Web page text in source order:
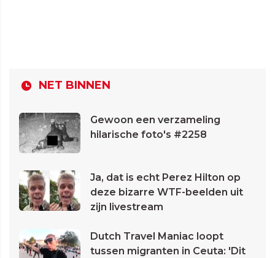
NET BINNEN
Gewoon een verzameling
hilarische foto's #2258
Ja, dat is echt Perez Hilton op
deze bizarre WTF-beelden uit
zijn livestream
Dutch Travel Maniac loopt
tussen migranten in Ceuta: 'Dit